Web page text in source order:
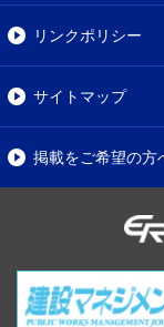
リンクポリシー
サイトマップ
掲載をご希望の方